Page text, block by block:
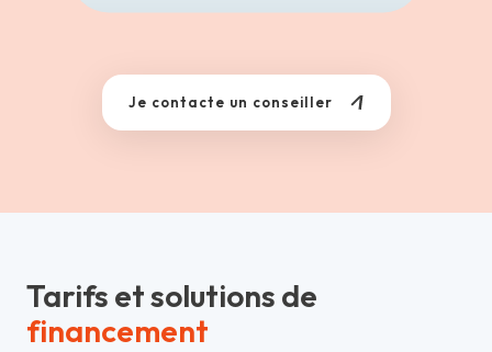
Je contacte un conseiller
Tarifs et solutions de
financement